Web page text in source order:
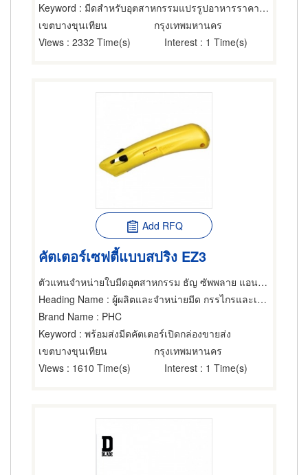
Keyword : มีดสำหรับอุตสาหกรรมแปรรูปอาหารราคาถูก
เขตบางขุนเทียน
กรุงเทพมหานคร
Views : 2332 Time(s) Interest : 1 Time(s)
Add RFQ
คัตเตอร์เซฟตี้แบบสปริง EZ3
ตัวแทนจำหน่ายใบมีดอุตสาหกรรม ธัญ ซัพพลาย แอนด์ เซอร์วิส
Heading Name : ผู้ผลิตและจำหน่ายมีด กรรไกรและเครื่องตัด,ผลิตภัณฑ์โลหะ,เครื่องมือใช้ตัด
Brand Name : PHC
Keyword : พร้อมส่งมีดคัตเตอร์เปิดกล่องขายส่ง
เขตบางขุนเทียน
กรุงเทพมหานคร
Views : 1610 Time(s) Interest : 1 Time(s)